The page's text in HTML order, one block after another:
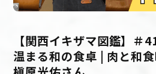
【関西イキザマ図鑑】＃
温まる和の食卓 | 肉と和